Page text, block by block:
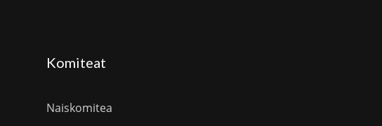
Komiteat
Naiskomitea